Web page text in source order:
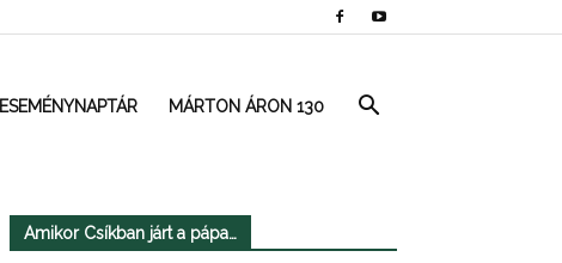
ESEMÉNYNAPTÁR MÁRTON ÁRON 130
Amikor Csíkban járt a pápa…